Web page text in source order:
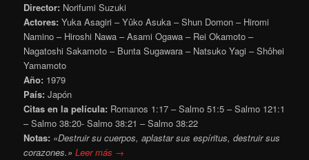
Director: Norifumi Suzuki
Actores: Yuka Asagiri – Yûko Asuka – Shun Domon – Hiromi
Namino – Hiroshi Nawa – Asami Ogawa – Rei Okamoto –
Nagatoshi Sakamoto – Bunta Sugawara – Natsuko Yagi – Shôhei
Yamamoto
Año: 1979
País: Japón
Citas en la película: Romanos 1:17 – Salmo 51:5 – Salmo 121:1
– Salmo 38:20- Salmo 38:21 – Salmo 38:22
Notas: «Destruir su cuerpos, aplastar sus espíritus, destruir sus
corazones.»Leer más →